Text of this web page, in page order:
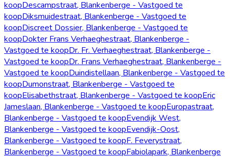
koopDescampstraat, Blankenberge - Vastgoed te
koopDiksmuidestraat, Blankenberge - Vastgoed te
koopDiscreet Dossier, Blankenberge - Vastgoed te
koopDokter Frans Verhaeghestraat, Blankenberge -
Vastgoed te koopDr. Fr. Verhaeghestraat, Blankenberge -
Vastgoed te koopDr. Frans Verhaeghestraat, Blankenberge -
Vastgoed te koopDuindistellaan, Blankenberge - Vastgoed te
koopDumonstraat, Blankenberge - Vastgoed te
koopElisabethstraat, Blankenberge - Vastgoed te koopEric
Jameslaan, Blankenberge - Vastgoed te koopEuropastraat,
Blankenberge - Vastgoed te koopEvendijk West,
Blankenberge - Vastgoed te koopEvendijk-Oost,
Blankenberge - Vastgoed te koopF. Feverystraat,
Blankenberge - Vastgoed te koopFabiolapark, Blankenberge